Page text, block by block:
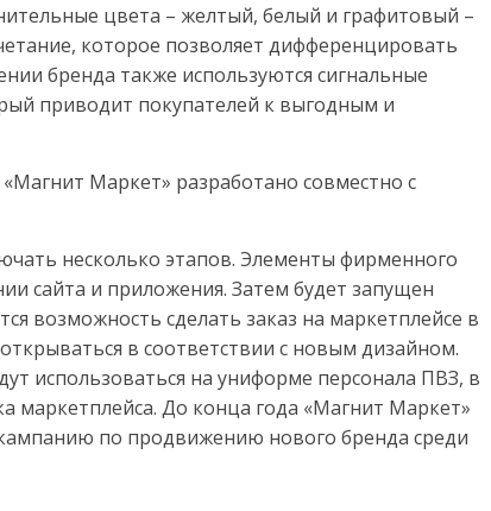
цвета – желтый, белый и графитовый –
которое позволяет дифференцировать
бренда также используются сигнальные
приводит покупателей к выгодным и
Маркет» разработано совместно с
несколько этапов. Элементы фирменного
сайта и приложения. Затем будет запущен
возможность сделать заказ на маркетплейсе в
в соответствии с новым дизайном.
использоваться на униформе персонала ПВЗ, в
маркетплейса. До конца года «Магнит Маркет»
по продвижению нового бренда среди